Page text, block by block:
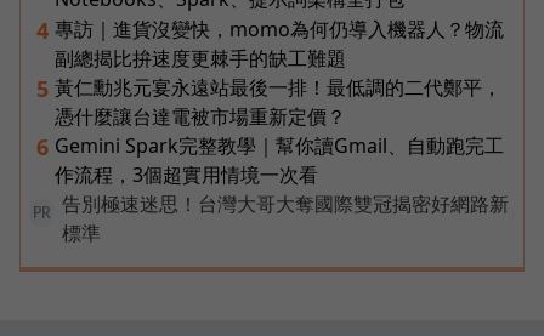
4 專訪｜進貨沒變快，momo為何仍導入機器人？物流
副總揭比拚速度更棘手的缺工難題
5 黃仁勳兆元宴永遠站最後一排！最低調的二代鄭平，
憑什麼讓台達電被市場重新定價？
6 Gemini Spark完整教學｜幫你讀Gmail、自動跑完工
作流程，3個超實用情境一次看
PR
告別極速迷思！台灣大哥大奪國際雙冠揭密好網路新
標準